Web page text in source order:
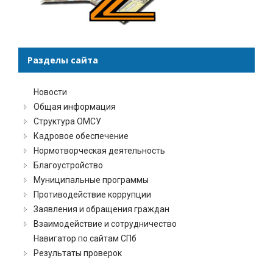
Разделы сайта
Новости
Общая информация
Структура ОМСУ
Кадровое обеспечение
Нормотворческая деятельность
Благоустройство
Муниципальные программы
Противодействие коррупции
Заявления и обращения граждан
Взаимодействие и сотрудничество
Навигатор по сайтам СПб
Результаты проверок